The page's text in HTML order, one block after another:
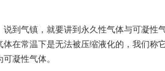
气镇，就要讲到永久性气体与可凝性气
体在常温下是无法被压缩液化的，我们称
可凝性气体。